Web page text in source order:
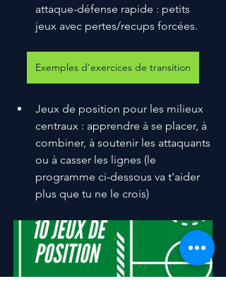
attaque-défense rapide : petits
jeux avec pertes/recups forcées.
Exemples d'exercices de transition
Jeux de position pour les milieux
centraux : apprendre à se placer, à
combiner, à soutenir les attaquants
ou à casser les lignes (le
programme ci-dessous va t'aider
plus que tu ne le crois)